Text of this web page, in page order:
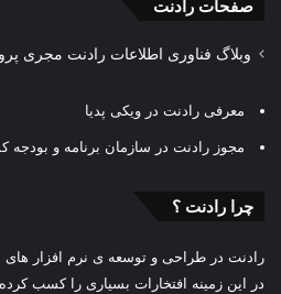
صفحات رادنت
وبلاگ فناوری اطلاعات رادنت مجری
معرفی رادنت در ویکی پدیا
مجوز رادنت در سازمان برنامه و بودجه
چرا رادنت ؟
رادنت در طراحی و توسعه ی نرم افزار های
در این زمینه افتخارات بسیاری را کسب